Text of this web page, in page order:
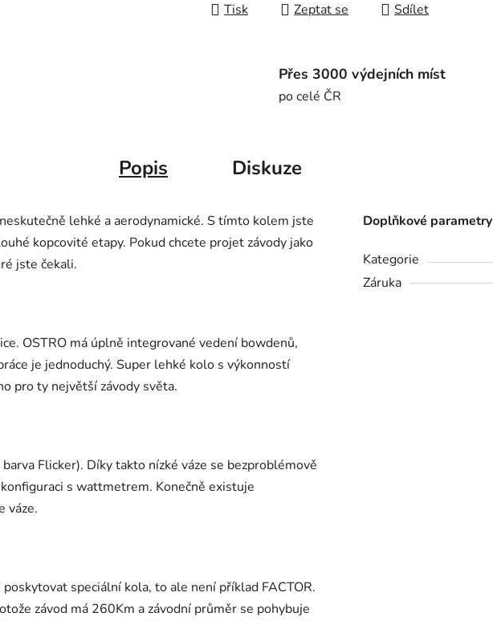
Tisk Zeptat se Sdílet
Přes 3000 výdejních míst
po celé ČR
Popis Diskuze
lehké a aerodynamické. S tímto kolem jste
kopcovité etapy. Pokud chcete projet závody jako
jste čekali.
OSTRO má úplně integrované vedení bowdenů,
je jednoduchý. Super lehké kolo s výkonností
pro ty největší závody světa.
Flicker). Díky takto nízké váze se bezproblémově
s wattmetrem. Konečně existuje
váze.
speciální kola, to ale není příklad FACTOR.
závod má 260Km a závodní průměr se pohybuje
Doplňkové parametry
Kategorie
Záruka